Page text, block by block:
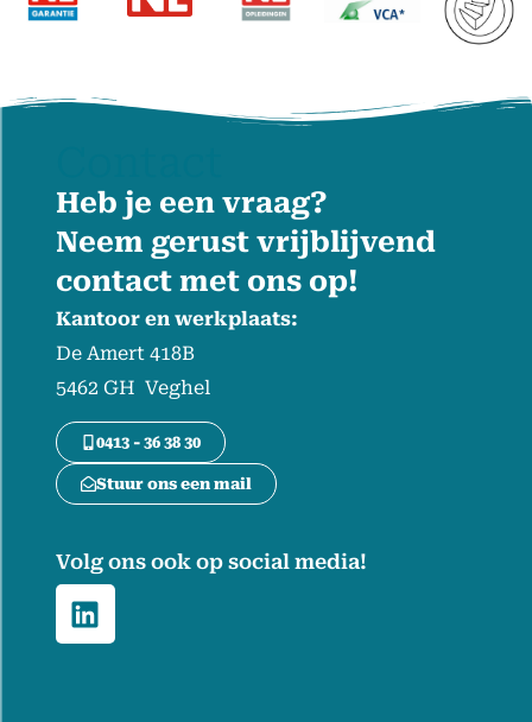
Heb je een vraag?
Neem gerust vrijblijvend
contact met ons op!
Kantoor en werkplaats:
De Amert 418B
5462 GH Veghel
0413 - 36 38 30
Stuur ons een mail
Volg ons ook op social media!